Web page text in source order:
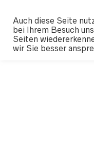
Auch diese Seite
bei Ihrem Besuch
Seiten
wir Sie besser